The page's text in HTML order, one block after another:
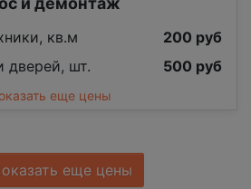
кв.м
200 руб
дверей, шт.
500 руб
еще цены
еще цены